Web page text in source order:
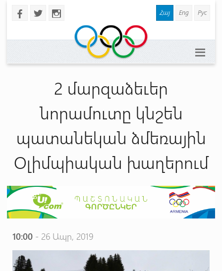
b a x Հայ Eng Рус
2 մարզաձեւեր
նորամուտը կնշեն
պատանեկան ձմեռային
Օլիմպիական խաղերում
10:00- 26 Ապր, 2019